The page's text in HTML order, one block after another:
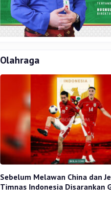
Olahraga
Sebelum Melawan China dan
Timnas Indonesia Disarankan